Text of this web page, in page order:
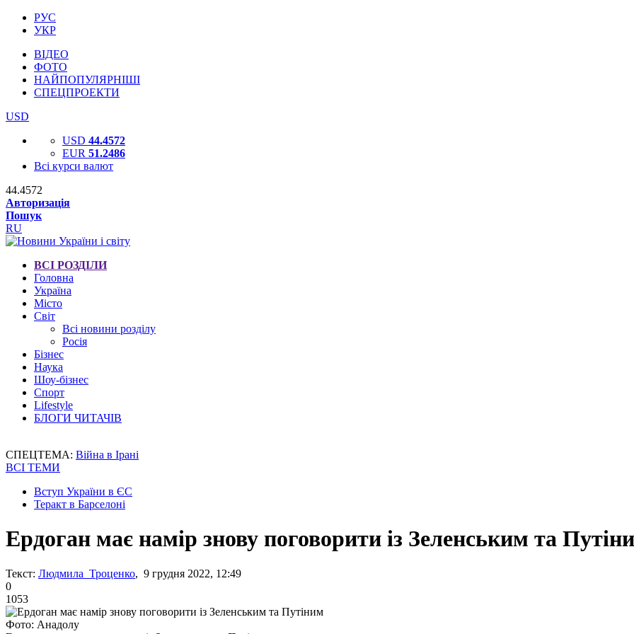
РУС
УКР
ВІДЕО
ФОТО
НАЙПОПУЛЯРНІШІ
СПЕЦПРОЕКТИ
USD
USD 44.4572
EUR 51.2486
Всі курси валют
44.4572
Авторизація
Пошук
RU
ВСІ РОЗДІЛИ
Головна
Україна
Місто
Світ
Всі новини розділу
Росія
Бізнес
Наука
Шоу-бізнес
Спорт
Lifestyle
БЛОГИ ЧИТАЧІВ
СПЕЦТЕМА: Війна в Ірані
ВСІ ТЕМИ
Вступ України в ЄС
Теракт в Барселоні
Ердоган має намір знову поговорити із Зеленським та
Текст: Людмила Троценко, 9 грудня 2022, 12:49
0
1053
Фото: Анадолу